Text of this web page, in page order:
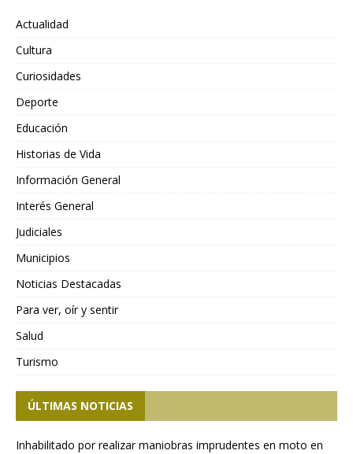
Actualidad
Cultura
Curiosidades
Deporte
Educación
Historias de Vida
Información General
Interés General
Judiciales
Municipios
Noticias Destacadas
Para ver, oír y sentir
Salud
Turismo
ÚLTIMAS NOTICIAS
Inhabilitado por realizar maniobras imprudentes en moto en